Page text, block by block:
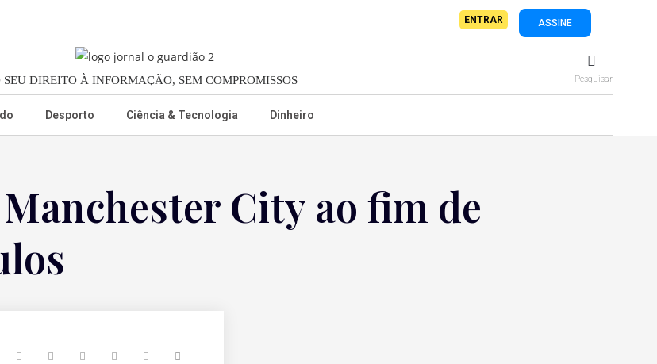
ENTRAR ASSINE
SEU DIREITO À INFORMAÇÃO, SEM COMPROMISSOS Pesquisar
Desporto Ciência & Tecnologia Dinheiro
City ao fim de